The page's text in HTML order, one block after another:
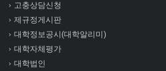
고충상담신청
제규정게시판
대학정보공시(대학알리미)
대학자체평가
대학법인